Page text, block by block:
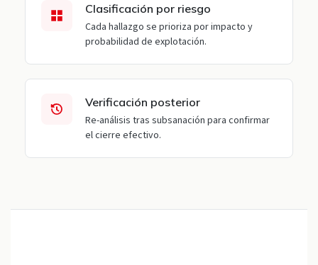
Clasificación por riesgo
Cada hallazgo se prioriza por impacto y
probabilidad de explotación.
Verificación posterior
Re-análisis tras subsanación para confirmar
el cierre efectivo.